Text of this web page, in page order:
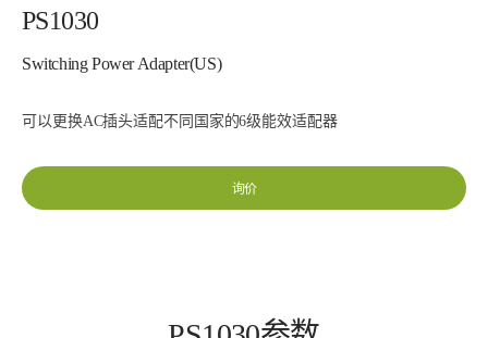
PS1030
Switching Power Adapter(US)
可以更换AC插头适配不同国家的6级能效适配器
询价